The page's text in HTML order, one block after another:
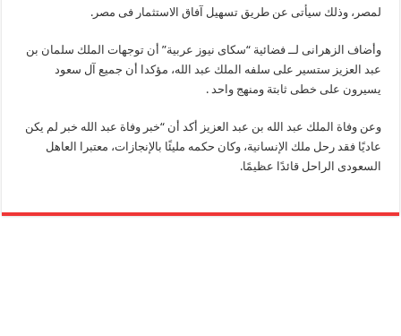
لمصر، وذلك سيأتى عن طريق تسهيل آفاق الاستثمار فى مصر.
وأضاف الزهرانى لــ فضائية “سكاى نيوز عربية” أن توجهات الملك سلمان بن
عبد العزيز ستسير على سلفه الملك عبد الله، مؤكدا أن جميع آل سعود
يسيرون على خطى ثابتة ومنهج واحد .
وعن وفاة الملك عبد الله بن عبد العزيز أكد أن “خبر وفاة عبد الله خبر لم يكن
عاديًا فقد رحل ملك الإنسانية، وكان حكمه مليئًا بالإنجازات، معتبرا العاهل
السعودى الراحل قائدًا عظيمًا.